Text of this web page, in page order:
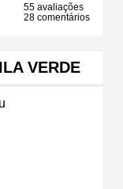
55 avaliações
28 comentários
VERDE